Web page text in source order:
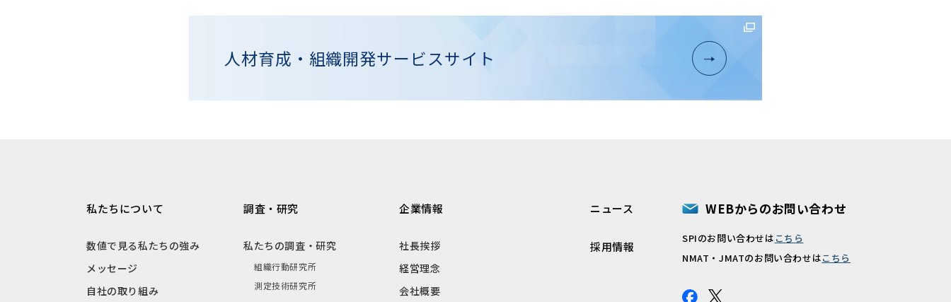
人材育成・組織開発サービスサイト
私たちについて
数値で見る私たちの強み
メッセージ
自社の取り組み
調査・研究
私たちの調査・研究
組織行動研究所
測定技術研究所
企業情報
社長挨拶
経営理念
会社概要
ニュース
採用情報
WEBからのお問い合わせ
SPIのお問い合わせは こちら
NMAT・JMATのお問い合わせはこちら